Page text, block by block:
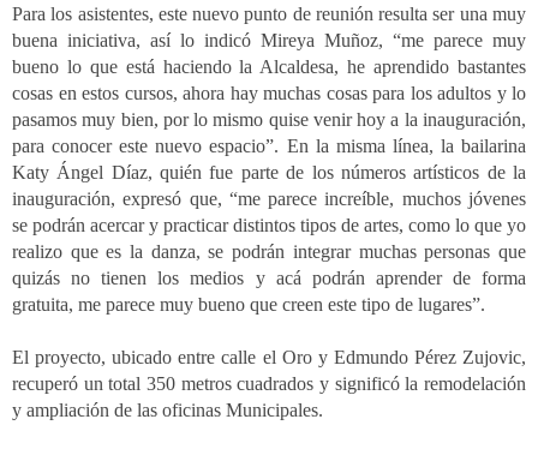
Para los asistentes, este nuevo punto de reunión resulta ser una muy
buena iniciativa, así lo indicó Mireya Muñoz, “me parece muy
bueno lo que está haciendo la Alcaldesa, he aprendido bastantes
cosas en estos cursos, ahora hay muchas cosas para los adultos y lo
pasamos muy bien, por lo mismo quise venir hoy a la inauguración,
para conocer este nuevo espacio”. En la misma línea, la bailarina
Katy Ángel Díaz, quién fue parte de los números artísticos de la
inauguración, expresó que, “me parece increíble, muchos jóvenes
se podrán acercar y practicar distintos tipos de artes, como lo que yo
realizo que es la danza, se podrán integrar muchas personas que
quizás no tienen los medios y acá podrán aprender de forma
gratuita, me parece muy bueno que creen este tipo de lugares”.
El proyecto, ubicado entre calle el Oro y Edmundo Pérez Zujovic,
recuperó un total 350 metros cuadrados y significó la remodelación
y ampliación de las oficinas Municipales.